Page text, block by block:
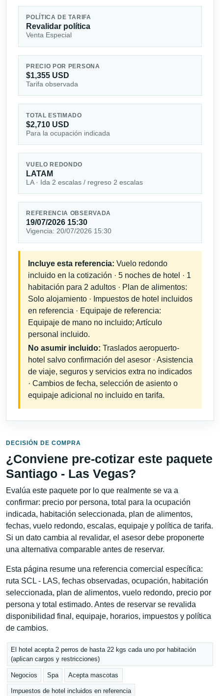
POLÍTICA DE TARIFA
Revalidar política
Venta Especial
PRECIO POR PERSONA
$1,355 USD
Tarifa observada
TOTAL ESTIMADO
$2,710 USD
Para la ocupación indicada
VUELO REDONDO
LATAM
LA · Ida 2 escalas / regreso 2 escalas
REFERENCIA OBSERVADA
19/07/2026 15:30
Vigencia: 20/07/2026 15:30
Incluye esta referencia: Vuelo redondo
incluido en la cotización · 5 noches de hotel · 1
habitación para 2 adultos · Plan de alimentos:
Solo alojamiento · Impuestos de hotel incluidos
en referencia · Equipaje de referencia:
Equipaje de mano no incluido; Artículo
personal incluido.
No asumir incluido: Traslados aeropuerto-
hotel salvo confirmación del asesor · Asistencia
de viaje, seguros y servicios extra no indicados
· Cambios de fecha, selección de asiento o
equipaje adicional no incluido en tarifa.
DECISIÓN DE COMPRA
¿Conviene pre-cotizar este paquete
Santiago - Las Vegas?
Evalúa este paquete por lo que realmente se va a
confirmar: precio por persona, total para la ocupación
indicada, habitación seleccionada, plan de alimentos,
fechas, vuelo redondo, escalas, equipaje y política de tarifa.
Si un dato cambia al revalidar, el asesor debe proponerte
una alternativa comparable antes de reservar.
Esta página resume una referencia comercial específica:
ruta SCL - LAS, fechas observadas, ocupación, habitación
seleccionada, plan de alimentos, vuelo redondo, precio por
persona y total estimado. Antes de reservar se revalida
disponibilidad final, equipaje, horarios, impuestos y política
de cambios.
El hotel acepta 2 perros de hasta 22 kgs cada uno por habitación
(aplican cargos y restricciones)
Negocios Spa Acepta mascotas
Impuestos de hotel incluidos en referencia